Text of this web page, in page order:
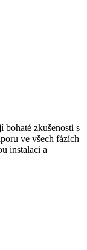
bohaté zkušenosti s
ve všech fázích
instalaci a